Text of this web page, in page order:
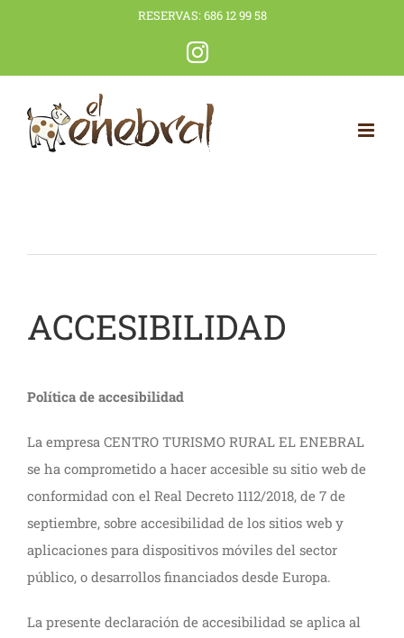
RESERVAS:686 12 99 58
Instagram
ACCESIBILIDAD
Política de accesibilidad
La empresa CENTRO TURISMO RURAL EL ENEBRAL
se ha comprometido a hacer accesible su sitio web de
conformidad con el Real Decreto 1112/2018, de 7 de
septiembre, sobre accesibilidad de los sitios web y
aplicaciones para dispositivos móviles del sector
público, o desarrollos financiados desde Europa.
La presente declaración de accesibilidad se aplica al